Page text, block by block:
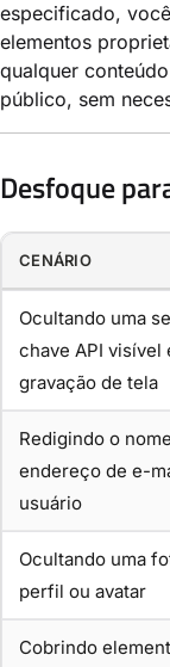
especificado,
elementos
qualquer
público, sem
Desfoque
CENÁRIO
Ocultando uma
chave API visível
gravação de tela
Redigindo o
endereço de e-
usuário
Ocultando uma
perfil ou avatar
Cobrindo